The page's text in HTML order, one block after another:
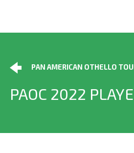
PAN AMERICAN OTHELLO
PAOC 2022